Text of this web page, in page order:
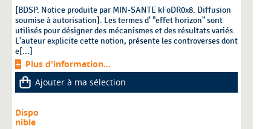
[BDSP. Notice produite par MIN-SANTE kFoDR0x8. Diffusion
soumise à autorisation]. Les termes d' "effet horizon" sont
utilisés pour désigner des mécanismes et des résultats variés.
L'auteur explicite cette notion, présente les controverses dont
e[...]
Plus d'information...
Ajouter à ma sélection
Dispo
nible